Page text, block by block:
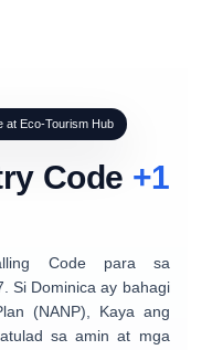
at Eco-Tourism Hub
Code +1
Code para sa
. Si Dominica ay bahagi
(NANP) , Kaya ang
sa amin at mga